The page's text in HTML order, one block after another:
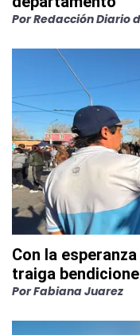
PorRedacción Diario
Con la
traiga
PorFabiana Juarez